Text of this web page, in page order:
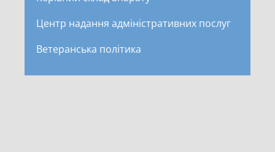
Центр надання адміністративних послуг
Ветеранська політика